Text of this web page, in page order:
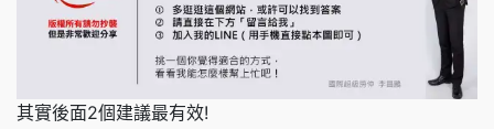
其實後面2個建議最有效!